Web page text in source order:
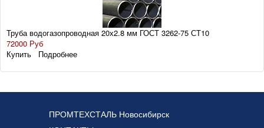
Труба водогазопроводная 20х2.8 мм ГОСТ 3262-75 СТ10
72000 Руб
Купить
Подробнее
ПРОМТЕХСТАЛЬ Новосибирск